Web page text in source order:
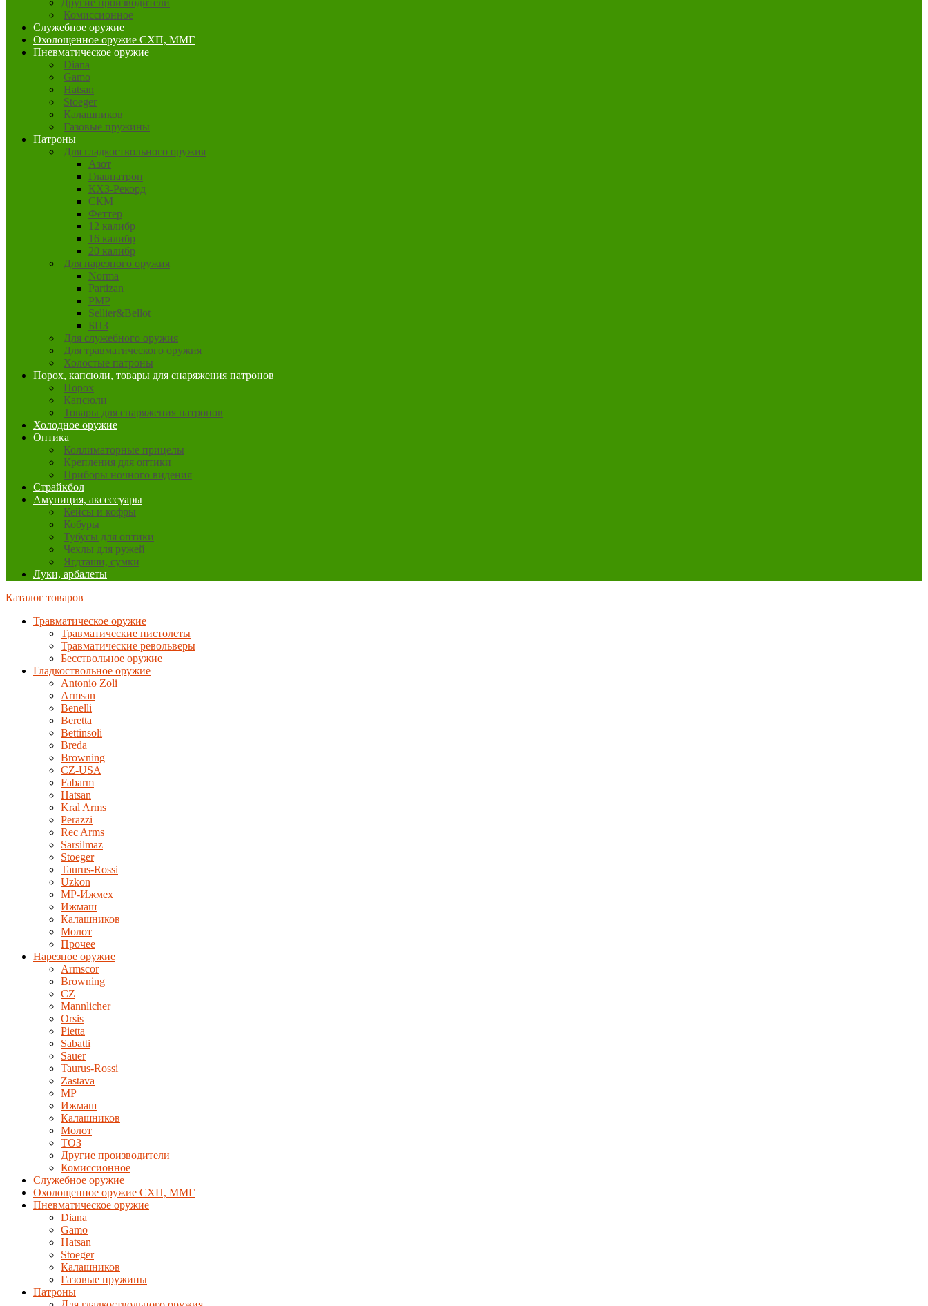
Другие производители
Комиссионное
Служебное оружие
Охолощенное оружие СХП, ММГ
Пневматическое оружие
Diana
Gamo
Hatsan
Stoeger
Калашников
Газовые пружины
Патроны
Для гладкоствольного оружия
Азот
Главпатрон
КХЗ-Рекорд
СКМ
Феттер
12 калибр
16 калибр
20 калибр
Для нарезного оружия
Norma
Partizan
PMP
Sellier&Bellot
БПЗ
Для служебного оружия
Для травматического оружия
Холостые патроны
Порох, капсюли, товары для снаряжения патронов
Порох
Капсюли
Товары для снаряжения патронов
Холодное оружие
Оптика
Коллиматорные прицелы
Крепления для оптики
Приборы ночного видения
Страйкбол
Амуниция, аксессуары
Кейсы и кофры
Кобуры
Тубусы для оптики
Чехлы для ружей
Ягдташи, сумки
Луки, арбалеты
Каталог товаров
Травматическое оружие
Травматические пистолеты
Травматические револьверы
Бесствольное оружие
Гладкоствольное оружие
Antonio Zoli
Armsan
Benelli
Beretta
Bettinsoli
Breda
Browning
CZ-USA
Fabarm
Hatsan
Kral Arms
Perazzi
Rec Arms
Sarsilmaz
Stoeger
Taurus-Rossi
Uzkon
MP-Ижмех
Ижмаш
Калашников
Молот
Прочее
Нарезное оружие
Armscor
Browning
CZ
Mannlicher
Orsis
Pietta
Sabatti
Sauer
Taurus-Rossi
Zastava
MP
Ижмаш
Калашников
Молот
ТОЗ
Другие производители
Комиссионное
Служебное оружие
Охолощенное оружие СХП, ММГ
Пневматическое оружие
Diana
Gamo
Hatsan
Stoeger
Калашников
Газовые пружины
Патроны